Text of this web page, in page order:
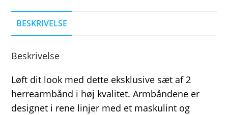
BESKRIVELSE
Beskrivelse
Løft dit look med dette eksklusive sæt af 2
herrearmbånd i høj kvalitet. Armbåndene er
designet i rene linjer med et maskulint og